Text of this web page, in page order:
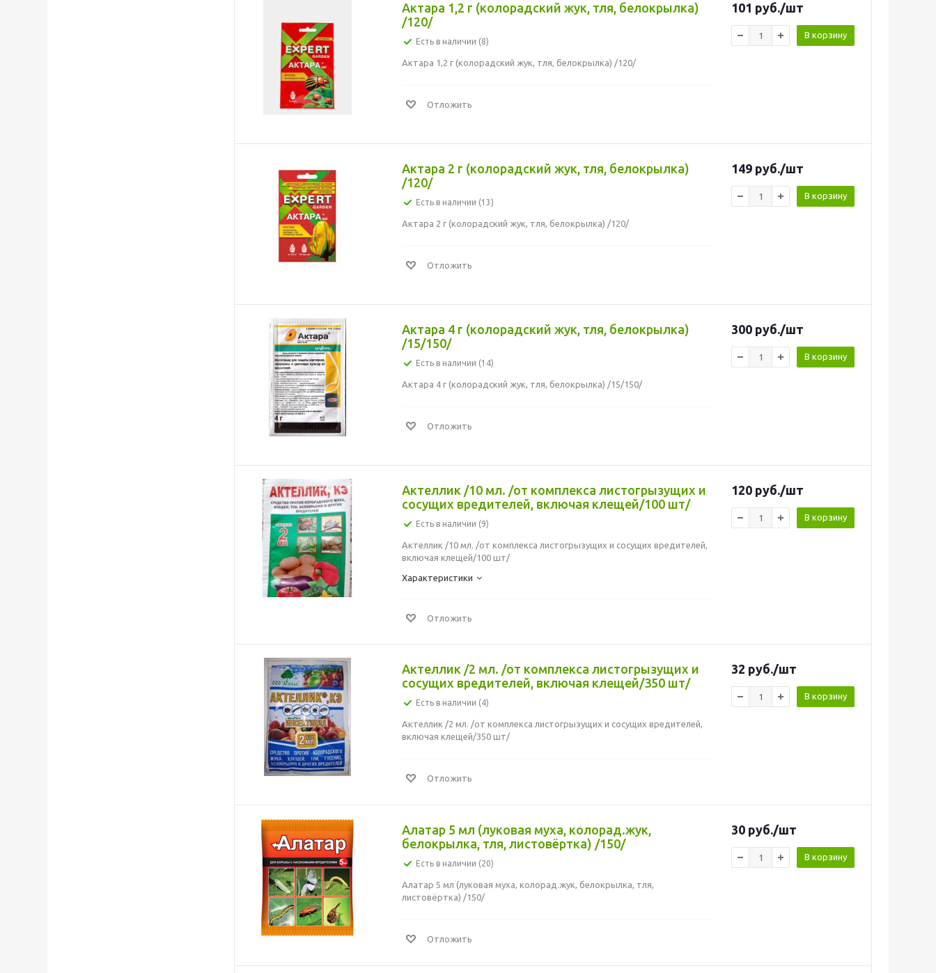
Актара 1,2 г (колорадский жук, тля, белокрылка)
/120/
Есть в наличии (8)
Актара 1,2 г (колорадский жук, тля, белокрылка) /120/
Отложить
101 руб./шт
В корзину
Актара 2 г (колорадский жук, тля, белокрылка)
/120/
Есть в наличии (13)
Актара 2 г (колорадский жук, тля, белокрылка) /120/
Отложить
149 руб./шт
В корзину
Актара 4 г (колорадский жук, тля, белокрылка)
/15/150/
Есть в наличии (14)
Актара 4 г (колорадский жук, тля, белокрылка) /15/150/
Отложить
300 руб./шт
В корзину
Актеллик /10 мл. /от комплекса листогрызущих и
сосущих вредителей, включая клещей/100 шт/
Есть в наличии (9)
Актеллик /10 мл. /от комплекса листогрызущих и сосущих вредителей,
включая клещей/100 шт/
Характеристики
Отложить
120 руб./шт
В корзину
Актеллик /2 мл. /от комплекса листогрызущих и
сосущих вредителей, включая клещей/350 шт/
Есть в наличии (4)
Актеллик /2 мл. /от комплекса листогрызущих и сосущих вредителей,
включая клещей/350 шт/
Отложить
32 руб./шт
В корзину
Алатар 5 мл (луковая муха, колорад.жук,
белокрылка, тля, листовёртка) /150/
Есть в наличии (20)
Алатар 5 мл (луковая муха, колорад.жук, белокрылка, тля,
листовёртка) /150/
Отложить
30 руб./шт
В корзину